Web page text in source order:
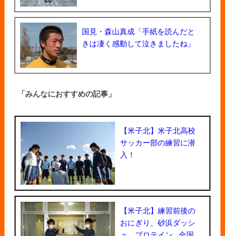
国見・森山真成「手紙を読んだと
きは凄く感動して泣きましたね」
「みんなにおすすめの記事」
【米子北】米子北高校
サッカー部の練習に潜
入！
【米子北】練習前後の
おにぎり、砂浜ダッシ